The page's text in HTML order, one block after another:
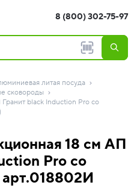
8 (800) 302-75-97
литая посуда
сковороды
black Induction Pro со
18 см АП
Pro со